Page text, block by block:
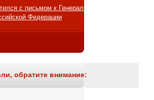
с письмом к Генеральному
Федерации
обратите внимание: